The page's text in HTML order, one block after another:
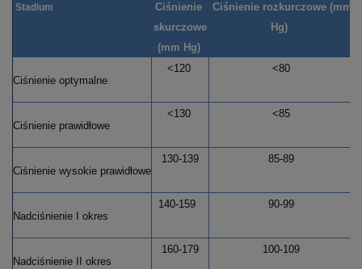
Stadium
Ciśnienie
skurczowe
(mm Hg)
Ciśnienie rozkurczowe (mm
Hg)
Ciśnienie optymalne
<120 <80
Ciśnienie prawidłowe
<130 <85
Ciśnienie wysokie prawidłowe
130-139 85-89
Nadciśnienie I okres
140-159 90-99
Nadciśnienie II okres
160-179 100-109